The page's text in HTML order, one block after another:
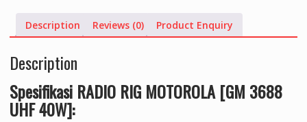
Description Reviews (0) Product Enquiry
Description
Spesifikasi RADIO RIG MOTOROLA [GM 3688
UHF 40W]: